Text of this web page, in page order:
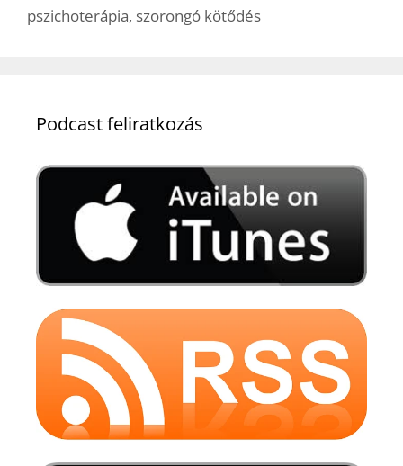
pszichoterápia, szorongó kötődés
Podcast feliratkozás